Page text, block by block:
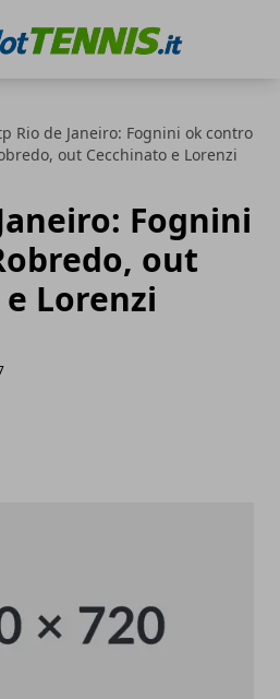
Rio de Janeiro: Fognini ok contro
out Cecchinato e Lorenzi
Fognini
out
Lorenzi